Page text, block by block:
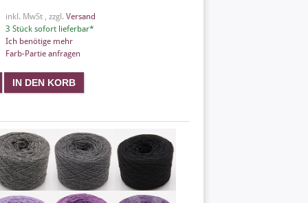
inkl. MwSt , zzgl. Versand
3 Stück sofort lieferbar*
Ich benötige mehr
Farb-Partie anfragen